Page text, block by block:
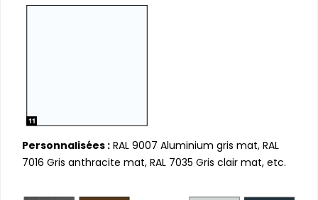
Personnalisées : RAL 9007 Aluminium gris mat, RAL
7016 Gris anthracite mat, RAL 7035 Gris clair mat, etc.